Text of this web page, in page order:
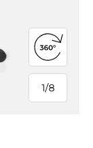
1/
von
8
360°-